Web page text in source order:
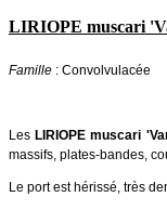
LIRIOPE muscari
Famille : Convolvulacée
Les LIRIOPE muscari
massifs, plates-bandes,
Le port est hérissé, très